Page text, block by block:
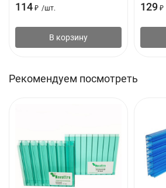
114 ₽ /шт.
В корзину
129 ₽
Рекомендуем посмотреть